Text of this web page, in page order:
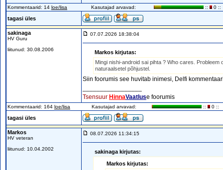
Kommentaarid: 14 loe/lisa Kasutajad arvavad: :: 0 ::
tagasi üles
sakinaga
HV Guru
liitunud: 30.08.2006
07.07.2026 18:38:04
Markos kirjutas:
Mingi nishi-android sai pihta ? Who cares.
naturaalsetel põhjustel.
Siin foorumis see huvitab inimesi, Delfi
Tsensuur HinnaVaatluse foorumis
Kommentaarid: 164 loe/lisa Kasutajad arvavad: :: 0 ::
tagasi üles
Markos
HV veteran
liitunud: 10.04.2002
08.07.2026 11:34:15
sakinaga kirjutas:
Markos kirjutas: